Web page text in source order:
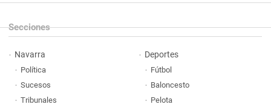
Secciones
Navarra
Política
Sucesos
Tribunales
Deportes
Fútbol
Baloncesto
Pelota